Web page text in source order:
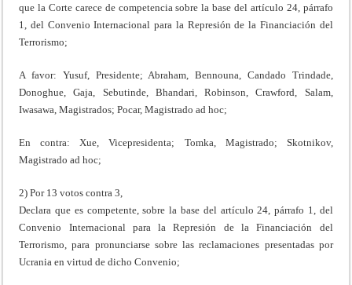
que la Corte carece de competencia sobre la base del artículo 24, párrafo
1, del Convenio Internacional para la Represión de la Financiación del
Terrorismo;
A favor: Yusuf, Presidente; Abraham, Bennouna, Candado Trindade,
Donoghue, Gaja, Sebutinde, Bhandari, Robinson, Crawford, Salam,
Iwasawa, Magistrados; Pocar, Magistrado ad hoc;
En contra: Xue, Vicepresidenta; Tomka, Magistrado; Skotnikov,
Magistrado ad hoc;
2) Por 13 votos contra 3,
Declara que es competente, sobre la base del artículo 24, párrafo 1, del
Convenio Internacional para la Represión de la Financiación del
Terrorismo, para pronunciarse sobre las reclamaciones presentadas por
Ucrania en virtud de dicho Convenio;